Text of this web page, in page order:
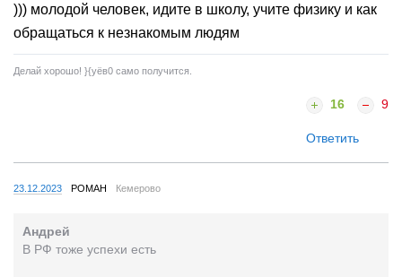
))) молодой человек, идите в школу, учите физику и как
обращаться к незнакомым людям
Делай хорошо! }{yёв0 само получится.
16 9
Ответить
23.12.2023 РОМАН Кемерово
Андрей
В РФ тоже успехи есть